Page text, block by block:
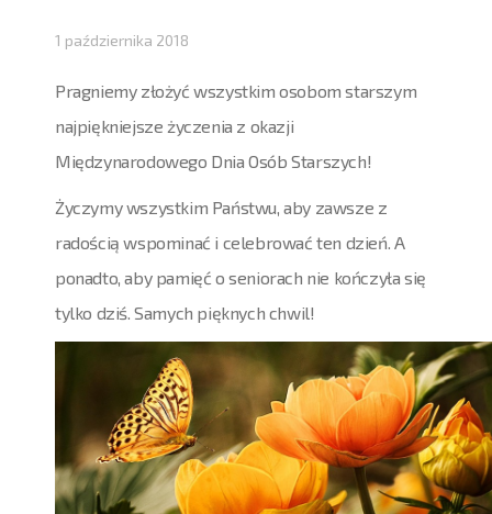
1 października 2018
Pragniemy złożyć wszystkim osobom starszym
najpiękniejsze życzenia z okazji
Międzynarodowego Dnia Osób Starszych!
Życzymy wszystkim Państwu, aby zawsze z
radością wspominać i celebrować ten dzień. A
ponadto, aby pamięć o seniorach nie kończyła się
tylko dziś. Samych pięknych chwil!